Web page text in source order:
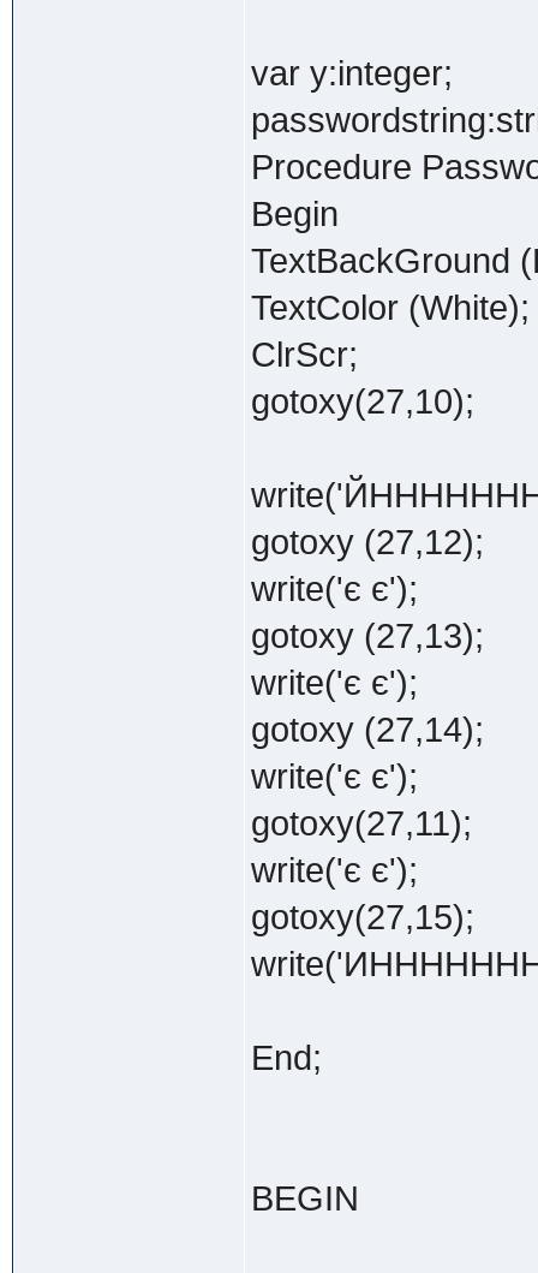
var y:integer;
Procedure
Begin
TextBackGround
TextColor (White);
ClrScr;
gotoxy(27,10);
gotoxy (27,12);
write('є є');
gotoxy (27,13);
write('є є');
gotoxy (27,14);
write('є є');
gotoxy(27,11);
write('є є');
gotoxy(27,15);
End;
BEGIN